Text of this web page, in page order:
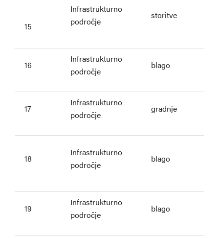
15
Infrastrukturno
področje
storitve
16
Infrastrukturno
področje
blago
17
Infrastrukturno
področje
gradnje
18
Infrastrukturno
področje
blago
19
Infrastrukturno
področje
blago